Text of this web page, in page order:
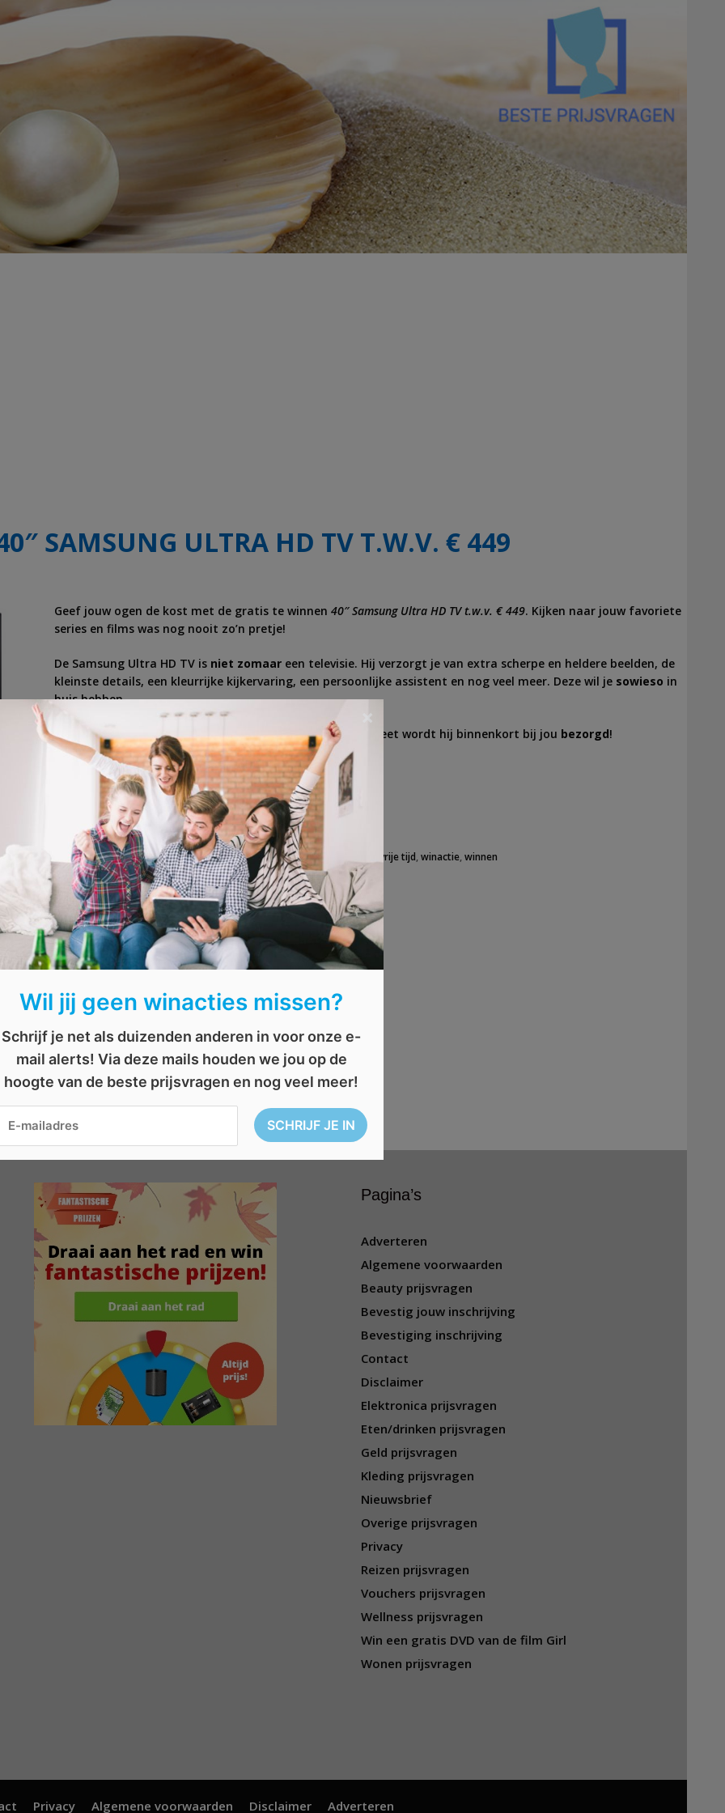
SAMSUNG ULTRA HD TV T.W.V. € 449
Geef jouw ogen de kost met de gratis te winnen 40″ Samsung Ultra HD TV t.w.v. € 449. Kijken naar jouw favoriete
series en films was nog nooit zo’n pretje!
De Samsung Ultra HD TV is niet zomaar een televisie. Hij verzorgt je van extra scherpe en heldere beelden, de
kleinste details, een kleurrijke kijkervaring, een persoonlijke assistent en nog veel meer. Deze wil je sowieso in
huis hebben.
Wil je ook kans maken? Geef je dan op als tester en wie weet wordt hij binnenkort bij jou bezorgd!
assistent,resolutie,samsung,scherm,serie,series,televisie vrije tijd,winactie,winnen
AFGELOPEN: Win een ‘Lekker in je vel’-box van Etos
AFGELOPEN: Win 1 jaar lang gratis dierenvoer en meer
Pagina’s
Adverteren
Algemene voorwaarden
Beauty prijsvragen
Bevestig jouw inschrijving
Bevestiging inschrijving
Contact
Disclaimer
Elektronica prijsvragen
Eten/drinken prijsvragen
Geld prijsvragen
Kleding prijsvragen
Nieuwsbrief
Overige prijsvragen
Privacy
Reizen prijsvragen
Vouchers prijsvragen
Wellness prijsvragen
Win een gratis DVD van de film Girl
Wonen prijsvragen
Privacy Algemene voorwaarden Disclaimer Adverteren
Wil jij geen winacties missen?
Schrijf je net als duizenden anderen in voor onze e-
mail alerts! Via deze mails houden we jou op de
hoogte van de beste prijsvragen en nog veel meer!
×